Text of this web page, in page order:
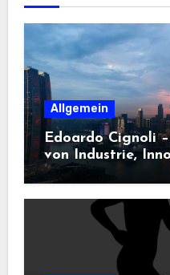
Allgemein
Edoardo Cignoli
von Industrie,
Technologie